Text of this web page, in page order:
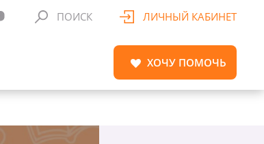
ПОИСК ЛИЧНЫЙ КАБИНЕТ
ХОЧУ ПОМОЧЬ